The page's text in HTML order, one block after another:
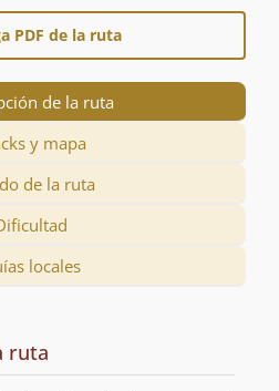
PDF de la ruta
de la ruta
y mapa
de la ruta
locales
ruta